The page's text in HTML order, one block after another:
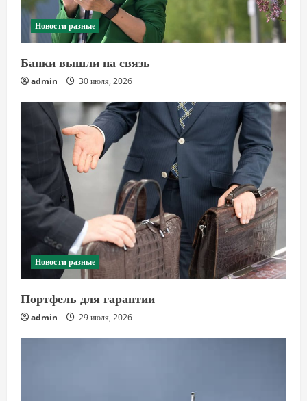
Новости разные
Банки вышли на связь
admin 30 июля, 2026
Новости разные
Портфель для гарантии
admin 29 июля, 2026